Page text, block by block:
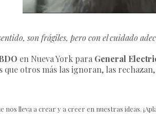
son frágiles, pero con el cuidado
en Nueva York para General
que otros más las ignoran, las
lleva a crear y a creer en nuestras ideas.